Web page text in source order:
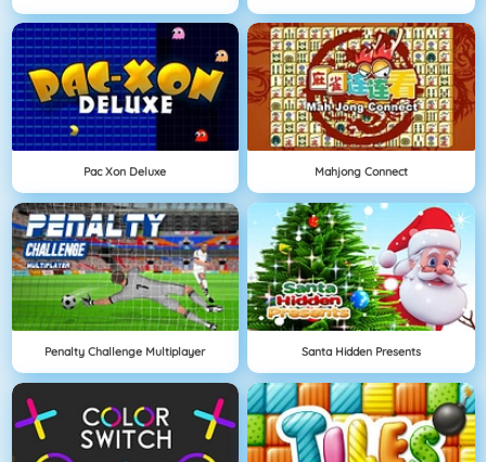
Pac Xon Deluxe Mahjong Connect
Penalty Challenge Multiplayer Santa Hidden Presents